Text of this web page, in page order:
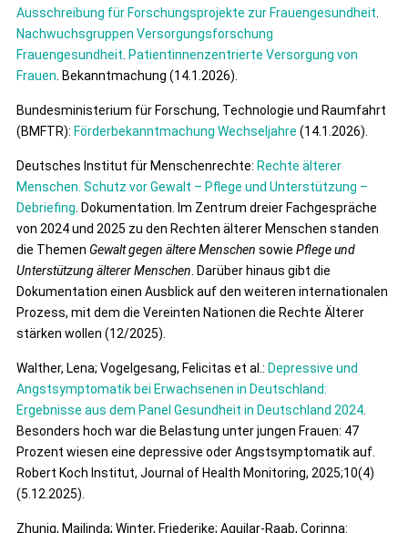
Ausschreibung für Forschungsprojekte zur Frauengesundheit
Nachwuchsgruppen Versorgungsforschung
Frauengesundheit Patientinnenzentrierte Versorgung von
Frauen . Bekanntmachung (14.1.2026).
Bundesministerium für Forschung, Technologie und Raumfahrt
(BMFTR): Förderbekanntmachung Wechseljahre (14.1.2026).
Deutsches Institut für Menschenrechte: Rechte älterer
Menschen. Schutz vor Gewalt – Pflege und Unterstützung –
Debriefing . Dokumentation. Im Zentrum dreier Fachgespräche
von 2024 und 2025 zu den Rechten älterer Menschen standen
die Themen Gewalt gegen ältere Menschen sowie Pflege und
Unterstützung älterer Menschen . Darüber hinaus gibt die
Dokumentation einen Ausblick auf den weiteren internationalen
Prozess, mit dem die Vereinten Nationen die Rechte Älterer
stärken wollen (12/2025).
Walther, Lena; Vogelgesang, Felicitas et al.: Depressive und
Angstsymptomatik bei Erwachsenen in Deutschland:
Ergebnisse aus dem Panel Gesundheit in Deutschland 2024
Besonders hoch war die Belastung unter jungen Frauen: 47
Prozent wiesen eine depressive oder Angstsymptomatik auf.
Robert Koch Institut, Journal of Health Monitoring, 2025;10(4)
(5.12.2025).
Zhuniq, Majlinda; Winter, Friederike; Aguilar-Raab, Corinna: